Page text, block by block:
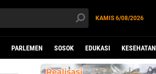
KAMIS 6/08/2026
PARLEMEN SOSOK EDUKASI KESEHATAN